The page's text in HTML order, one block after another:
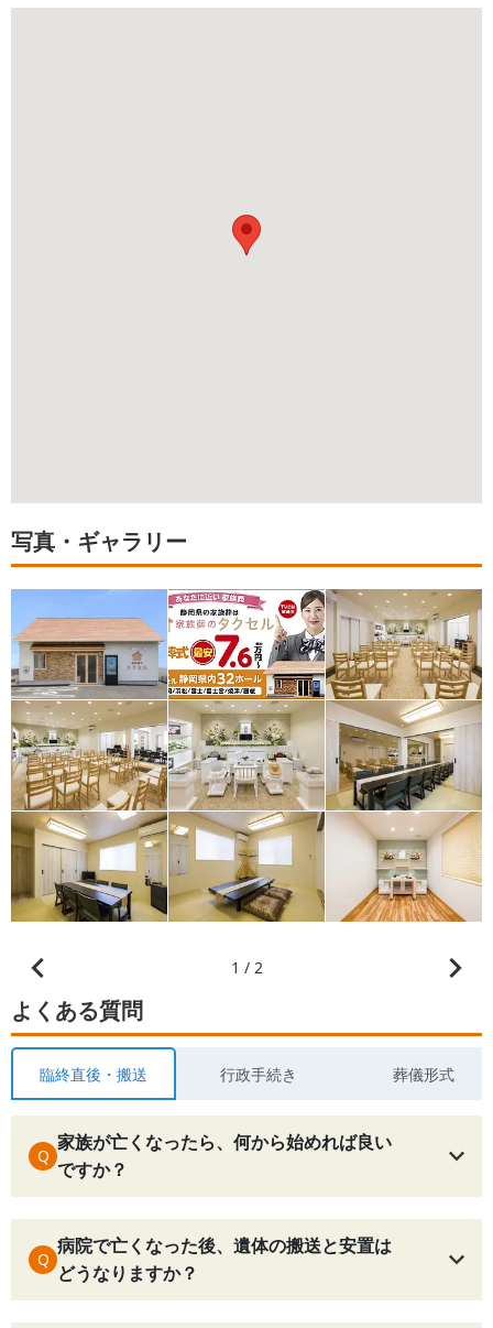
写真・ギャラリー
1 / 2
よくある質問
臨終直後・搬送 行政手続き 葬儀形式
Q
家族が亡くなったら、何から始めれば良い
ですか？
Q
病院で亡くなった後、遺体の搬送と安置は
どうなりますか？